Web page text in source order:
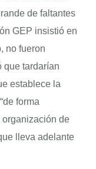
de faltantes
GEP insistió en
no fueron
que tardarían
establece la
forma
organización de
lleva adelante